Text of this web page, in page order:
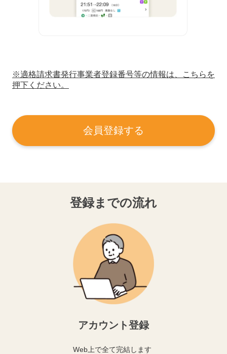
※適格請求書発行事業者登録番号等の情報は、こちらを
押下ください。
会員登録する
登録までの流れ
アカウント登録
Web上で全て完結します